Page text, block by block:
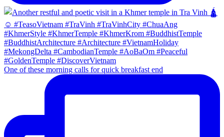
One of these morning calls for quick breakfast end